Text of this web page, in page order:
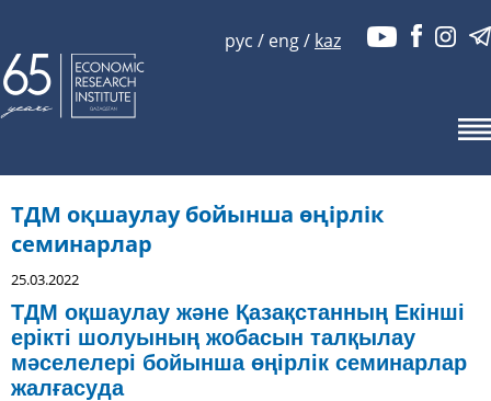
рус / eng/ kaz
ТДМ оқшаулау бойынша өңірлік
семинарлар
25.03.2022
ТДМ оқшаулау және Қазақстанның Екінші
ерікті шолуының жобасын талқылау
мәселелері бойынша өңірлік семинарлар
жалғасуда